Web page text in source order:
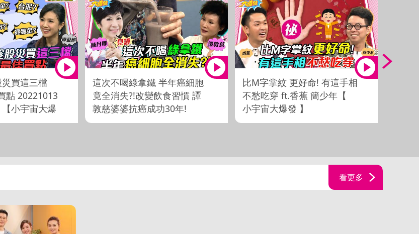
買這三檔
點 20221013
小宇宙大爆
這次不喝綠拿鐵 半年癌細胞
竟全消失?!改變飲食習慣 譚
敦慈婆婆抗癌成功30年!
20230303 陳月卿 譚敦慈
比M字掌紋 更好命! 有這手相
不愁吃穿 ft.香蕉 簡少年【
小宇宙大爆發 】
看更多